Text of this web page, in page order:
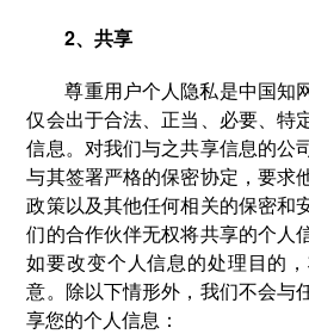
2、共享
尊重用户个人隐私是中国知
仅会出于合法、正当、必要、特
信息。对我们与之共享信息的公
与其签署严格的保密协定，要求
政策以及其他任何相关的保密和
们的合作伙伴无权将共享的个人
如要改变个人信息的处理目的
意。除以下情形外，我们不会与
享您的个人信息：